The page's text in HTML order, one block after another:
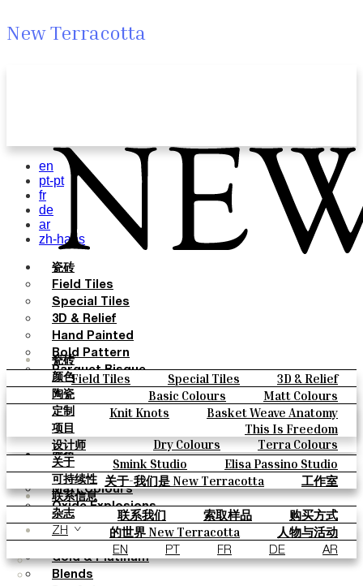
New Terracotta
瓷砖
Field Tiles Special Tiles
3D & Relief
Hand Painted
Bold Pattern
Parquet Bisque
Natural Cotto
Smink Studio
Elisa Passino
Paulo Vale
颜色
Basic Colours
Matt Colours
Oxide Explosions
Special Firing
Vintage Metallics
Gold & Platinum
Blends
Dry Colours
Terra Colours
陶瓷
Knit Knots
Basket Weave Anatomy
This Is Freedom
定制
项目
设计师
Smink Studio
Elisa Passino Studio
Paulo Vale
关于
关于-我们是 New Terracotta 工作室
可持续性
联系信息
联系我们 索取样品
购买方式
目录和 技术规格
常见问题
杂志
的世界 New Terracotta
人物与活动
地方和故事
材料和可持续性 灵感与文化
ZH
EN PT FR DE AR
en
pt-pt
fr
de
ar
zh-hans
瓷砖
Field Tiles
Special Tiles
3D & Relief
Hand Painted
Bold Pattern
Parquet Bisque
Natural Cotto
Smink Studio
Elisa Passino
Paulo Vale
颜色
Basic Colours
Matt Colours
Oxide Explosions
Special Firing
Vintage Metallics
Gold & Platinum
Blends